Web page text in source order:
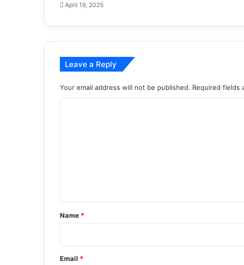
April 19, 2025
Leave a Reply
Your email address will not be published. Required fields
*
Name *
Email *